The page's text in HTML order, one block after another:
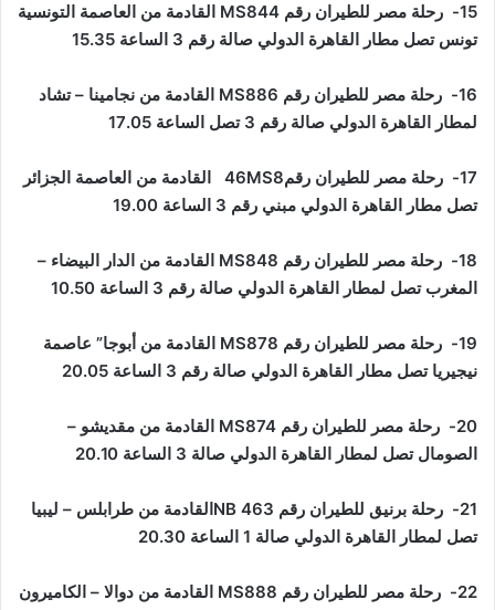
15- رحلة مصر للطيران رقم MS844 القادمة من العاصمة التونسية
تونس تصل مطار القاهرة الدولي صالة رقم 3 الساعة 15.35
16- رحلة مصر للطيران رقم MS886 القادمة من نجامينا – تشاد
لمطار القاهرة الدولي صالة رقم 3 تصل الساعة 17.05
17- رحلة مصر للطيران رقم46 MS8
القادمة من العاصمة الجزائر
تصل مطار القاهرة الدولي مبني رقم 3 الساعة 19.00
18- رحلة مصر للطيران رقم MS848 القادمة من الدار البيضاء –
المغرب تصل لمطار القاهرة الدولي صالة رقم 3 الساعة 10.50
19- رحلة مصر للطيران رقم MS878 القادمة من أبوجا” عاصمة
نيجيريا تصل مطار القاهرة الدولي صالة رقم 3 الساعة 20.05
20- رحلة مصر للطيران رقم MS874 القادمة من مقديشو –
الصومال تصل لمطار القاهرة الدولي صالة 3 الساعة 20.10
21- رحلة برنيق للطيران رقم 463 NBالقادمة من طرابلس – ليبيا
تصل لمطار القاهرة الدولي صالة 1 الساعة 20.30
22- رحلة مصر للطيران رقم MS888 القادمة من دوالا – الكاميرون